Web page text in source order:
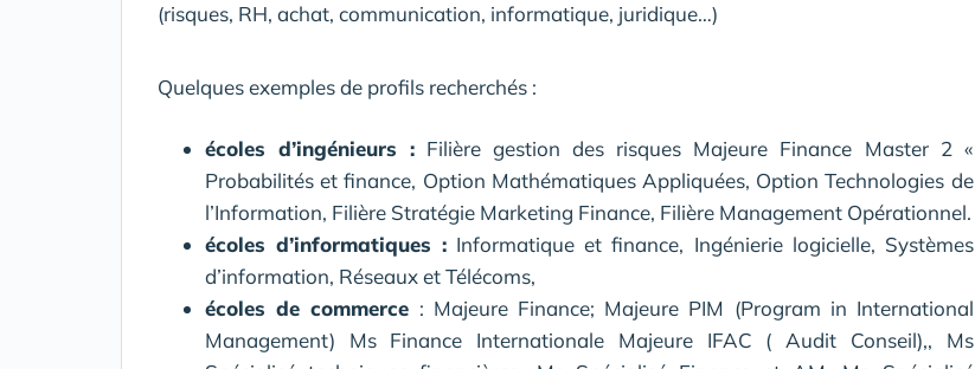
(risques, RH, achat, communication, informatique, juridique…)
Quelques exemples de profils recherchés :
écoles d’ingénieurs : Filière gestion des risques Majeure Finance Master 2 «
Probabilités et finance, Option Mathématiques Appliquées, Option Technologies de
l’Information, Filière Stratégie Marketing Finance, Filière Management Opérationnel.
écoles d’informatiques : Informatique et finance, Ingénierie logicielle, Systèmes
d’information, Réseaux et Télécoms,
écoles de commerce : Majeure Finance; Majeure PIM (Program in International
Management) Ms Finance Internationale Majeure IFAC ( Audit Conseil),, Ms